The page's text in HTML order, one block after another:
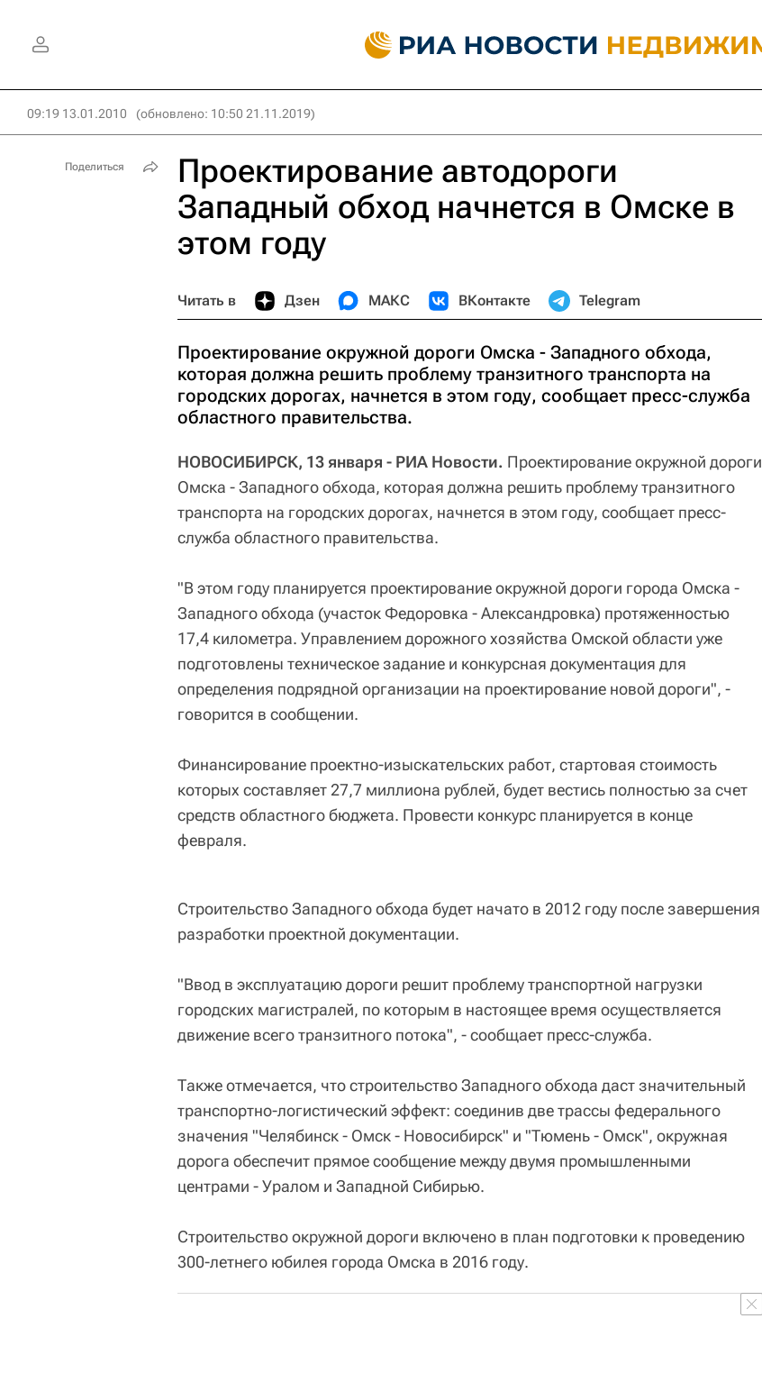
09:19 13.01.2010 (обновлено: 10:50 21.11.2019)
Проектирование автодороги
Западный обход начнется в Омске в
этом году
Читать в Дзен МАКС ВКонтакте Telegram
Проектирование окружной дороги Омска - Западного обхода,
которая должна решить проблему транзитного транспорта на
городских дорогах, начнется в этом году, сообщает пресс-служба
областного правительства.
НОВОСИБИРСК, 13 января - РИА Новости. Проектирование окружной дороги
Омска - Западного обхода, которая должна решить проблему транзитного
транспорта на городских дорогах, начнется в этом году, сообщает пресс-
служба областного правительства.
"В этом году планируется проектирование окружной дороги города Омска -
Западного обхода (участок Федоровка - Александровка) протяженностью
17,4 километра. Управлением дорожного хозяйства Омской области уже
подготовлены техническое задание и конкурсная документация для
определения подрядной организации на проектирование новой дороги", -
говорится в сообщении.
Финансирование проектно-изыскательских работ, стартовая стоимость
которых составляет 27,7 миллиона рублей, будет вестись полностью за счет
средств областного бюджета. Провести конкурс планируется в конце
февраля.
Строительство Западного обхода будет начато в 2012 году после завершения
разработки проектной документации.
"Ввод в эксплуатацию дороги решит проблему транспортной нагрузки
городских магистралей, по которым в настоящее время осуществляется
движение всего транзитного потока", - сообщает пресс-служба.
Также отмечается, что строительство Западного обхода даст значительный
транспортно-логистический эффект: соединив две трассы федерального
значения "Челябинск - Омск - Новосибирск" и "Тюмень - Омск", окружная
дорога обеспечит прямое сообщение между двумя промышленными
центрами - Уралом и Западной Сибирью.
Строительство окружной дороги включено в план подготовки к проведению
300-летнего юбилея города Омска в 2016 году.
Поделиться